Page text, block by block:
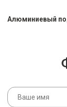
Алюминиевый